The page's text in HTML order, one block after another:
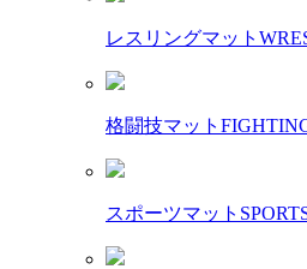
レスリングマット
格闘技マット
スポーツマット